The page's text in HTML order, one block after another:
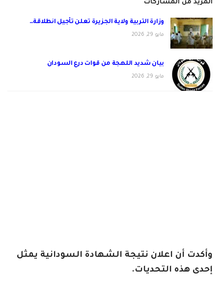
المزيد من المشاركات
وزارة التربية ولاية الجزيرة تعلن تأجيل انطلاقة…
مايو 29, 2026
بيان شديد اللهجة من قوات درع السودان
مايو 29, 2026
وأكدت أن اعلان نتيجة الشهادة السودانية يمثل
إحدى هذه التحديات.